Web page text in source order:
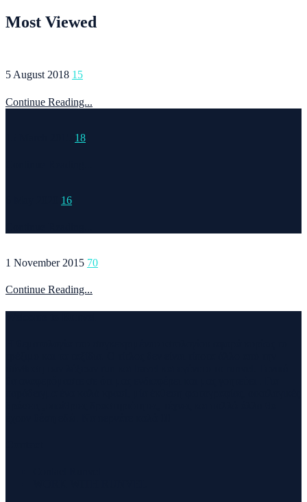
Most Viewed
5 August 2018 15
Continue Reading...
18
16
1 November 2015 70
Continue Reading...